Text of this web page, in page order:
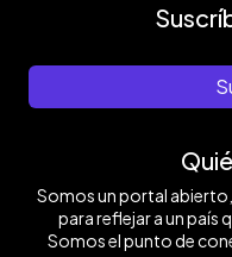
Somos un portal
para reflejar a un país
Somos el punto de